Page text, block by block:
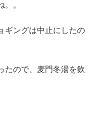
。
ギングは中止にしたの
たので、麦門冬湯を飲